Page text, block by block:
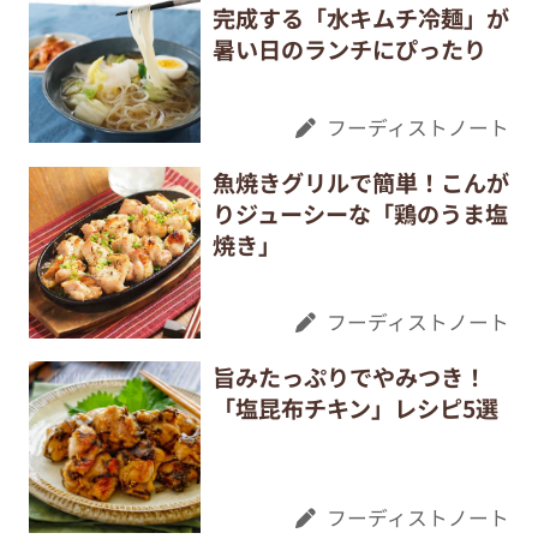
完成する「水キムチ冷麺」が
暑い日のランチにぴったり
フーディストノート
魚焼きグリルで簡単！こんが
りジューシーな「鶏のうま塩
焼き」
フーディストノート
旨みたっぷりでやみつき！
「塩昆布チキン」レシピ5選
フーディストノート